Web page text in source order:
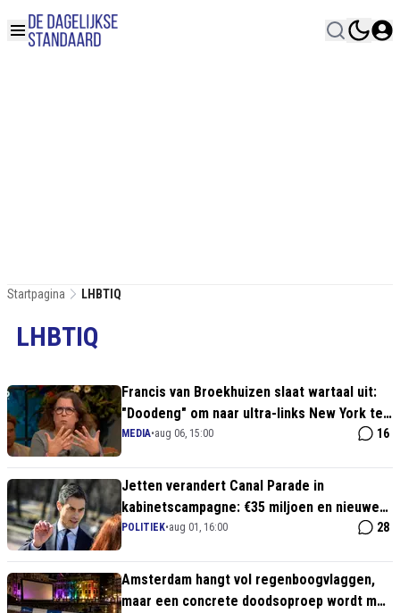
Startpagina LHBTIQ
LHBTIQ
Francis van Broekhuizen slaat wartaal uit:
"Doodeng" om naar ultra-links New York te
gaan vanwege Trump!
MEDIA•aug 06, 15:00 16
Jetten verandert Canal Parade in
kabinetscampagne: €35 miljoen en nieuwe
regenboogwetten!
POLITIEK•aug 01, 16:00 28
Amsterdam hangt vol regenboogvlaggen,
maar een concrete doodsoproep wordt met